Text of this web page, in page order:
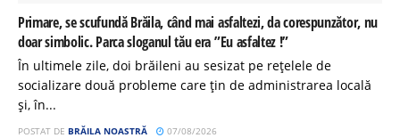
Primare, se scufundă Brăila, când mai asfaltezi, da corespunzător, nu
doar simbolic. Parca sloganul tău era ”Eu asfaltez !”
În ultimele zile, doi brăileni au sesizat pe rețelele de
socializare două probleme care țin de administrarea locală
și, în...
POSTAT DE BRĂILA NOASTRĂ 07/08/2026